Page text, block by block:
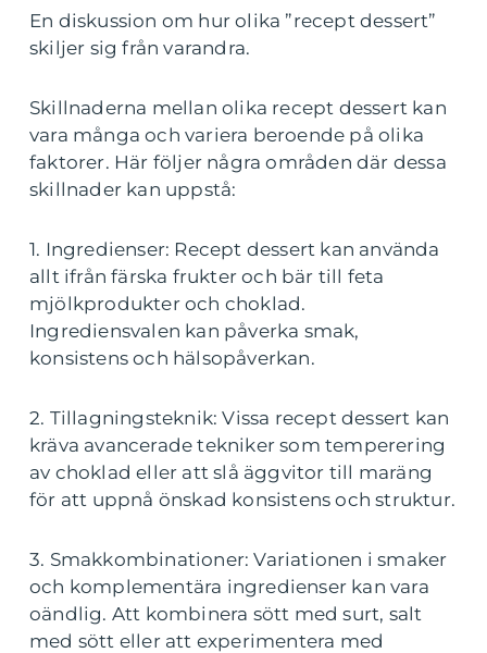
En diskussion om hur olika ”recept dessert”
skiljer sig från varandra.
Skillnaderna mellan olika recept dessert kan
vara många och variera beroende på olika
faktorer. Här följer några områden där dessa
skillnader kan uppstå:
1. Ingredienser: Recept dessert kan använda
allt ifrån färska frukter och bär till feta
mjölkprodukter och choklad.
Ingrediensvalen kan påverka smak,
konsistens och hälsopåverkan.
2. Tillagningsteknik: Vissa recept dessert kan
kräva avancerade tekniker som temperering
av choklad eller att slå äggvitor till maräng
för att uppnå önskad konsistens och struktur.
3. Smakkombinationer: Variationen i smaker
och komplementära ingredienser kan vara
oändlig. Att kombinera sött med surt, salt
med sött eller att experimentera med